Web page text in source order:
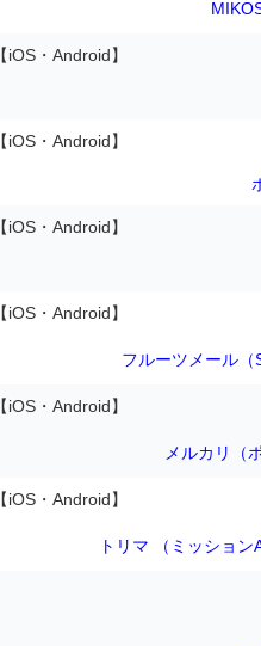
【iOS・Android】
【iOS・Android】
【iOS・Android】
【iOS・Android】
フルーツメール（
【iOS・Android】
メルカリ（
【iOS・Android】
トリマ （ミッションA